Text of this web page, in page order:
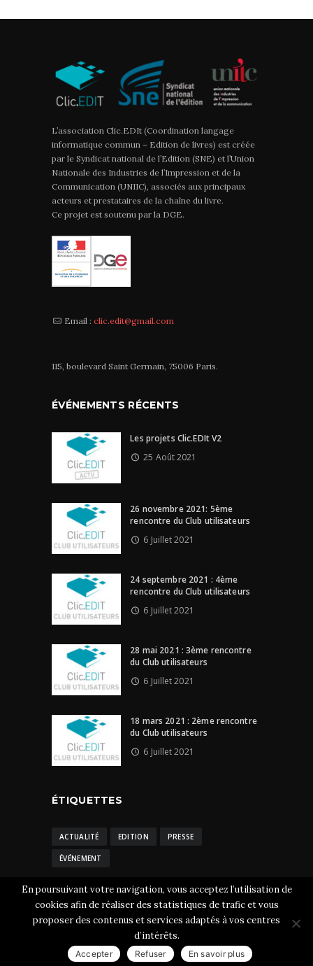
L’association Clic.EDIt (Coordination langage
informatique commun – Edition de livres) est créée
par le Syndicat national de l’Edition (SNE) et l’Union
Nationale des Industries de l’Impression et de la
Communication (UNIIC), associés aux principaux
acteurs et prestataires de la chaîne du livre.
Ce projet est soutenu par la DGE.
Email : clic.edit@gmail.com
115, boulevard Saint Germain, 75006 Paris.
ÉVÉNEMENTS RÉCENTS
Les projets Clic.EDIt V2
25 Août 2021
26 novembre 2021: 5ème
rencontre du Club utilisateurs
6 Juillet 2021
24 septembre 2021 : 4ème
rencontre du Club utilisateurs
6 Juillet 2021
28 mai 2021 : 3ème rencontre
du Club utilisateurs
6 Juillet 2021
18 mars 2021 : 2ème rencontre
du Club utilisateurs
6 Juillet 2021
ÉTIQUETTES
ACTUALITÉ EDITION PRESSE
ÉVÉNEMENT
Clic.EDIt © 2026 Tous droits réservés.
légales-CGU et cookies
En poursuivant votre navigation, vous acceptez l’utilisation de
cookies afin de réaliser des statistiques de trafic et vous
proposer des contenus et services adaptés à vos centres
d’intérêts.
Accepter Refuser En savoir plus